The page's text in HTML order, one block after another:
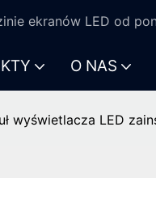
ekranów LED od
O NAS
wyświetlacza LED